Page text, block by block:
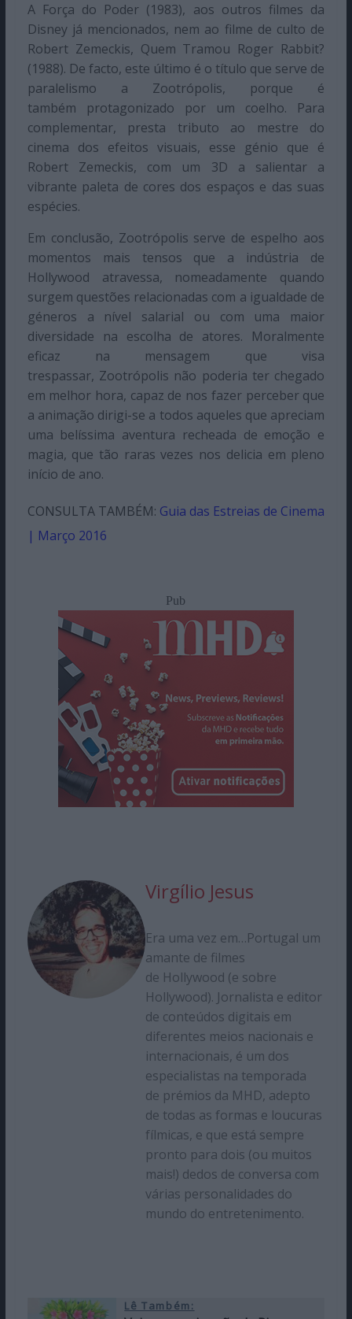
A Força do Poder (1983), aos outros filmes da
Disney já mencionados, nem ao filme de culto de
Robert Zemeckis, Quem Tramou Roger Rabbit?
(1988). De facto, este último é o título que serve de
paralelismo a Zootrópolis, porque é
também protagonizado por um coelho. Para
complementar, presta tributo ao mestre do
cinema dos efeitos visuais, esse génio que é
Robert Zemeckis, com um 3D a salientar a
vibrante paleta de cores dos espaços e das suas
espécies.
Em conclusão, Zootrópolis serve de espelho aos
momentos mais tensos que a indústria de
Hollywood atravessa, nomeadamente quando
surgem questões relacionadas com a igualdade de
géneros a nível salarial ou com uma maior
diversidade na escolha de atores. Moralmente
eficaz na mensagem que visa
trespassar, Zootrópolis não poderia ter chegado
em melhor hora, capaz de nos fazer perceber que
a animação dirigi-se a todos aqueles que apreciam
uma belíssima aventura recheada de emoção e
magia, que tão raras vezes nos delicia em pleno
início de ano.
CONSULTA TAMBÉM: Guia das Estreias de Cinema
| Março 2016
Pub
Virgílio Jesus
Era uma vez em…Portugal um
amante de filmes
de Hollywood (e sobre
Hollywood). Jornalista e editor
de conteúdos digitais em
diferentes meios nacionais e
internacionais, é um dos
especialistas na temporada
de prémios da MHD, adepto
de todas as formas e loucuras
fílmicas, e que está sempre
pronto para dois (ou muitos
mais!) dedos de conversa com
várias personalidades do
mundo do entretenimento.
Lê Também: